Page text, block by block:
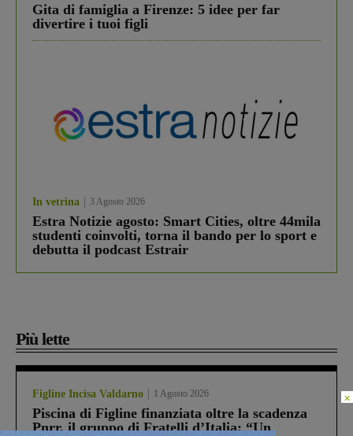
Gita di famiglia a Firenze: 5 idee per far
divertire i tuoi figli
In vetrina 3 Agosto 2026
Estra Notizie agosto: Smart Cities, oltre 44mila
studenti coinvolti, torna il bando per lo sport e
debutta il podcast Estrair
Più lette
Figline Incisa Valdarno 1 Agosto 2026
Piscina di Figline finanziata oltre la scadenza
Pnrr, il gruppo di Fratelli d’Italia: “Un
×